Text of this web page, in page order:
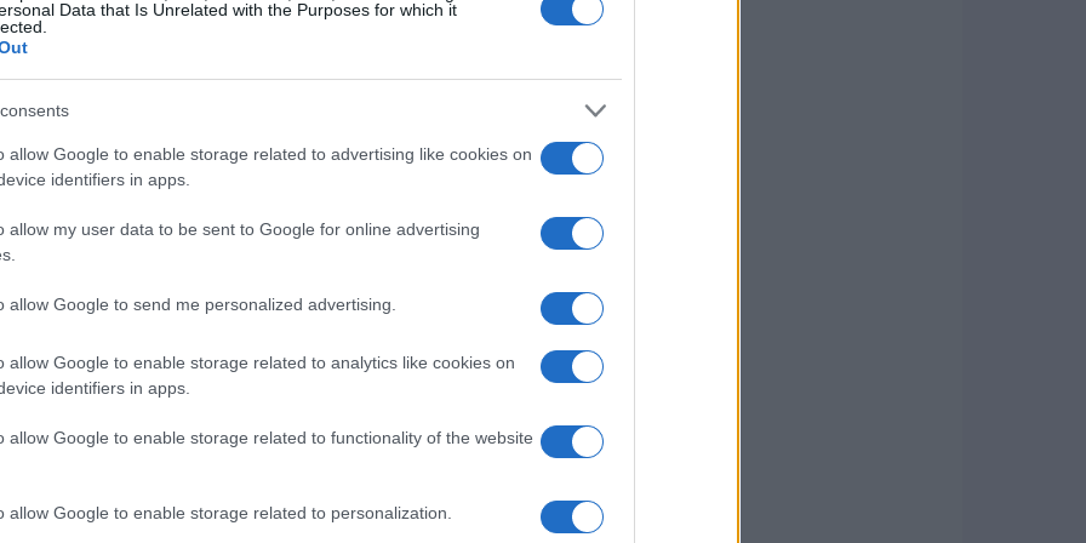
Data that Is Unrelated with the Purposes for which it
allow Google to enable storage related to advertising like cookies on
identifiers in apps.
allow my user data to be sent to Google for online advertising
allow Google to send me personalized advertising.
allow Google to enable storage related to analytics like cookies on
identifiers in apps.
allow Google to enable storage related to functionality of the website
allow Google to enable storage related to personalization.
de aire
más saludable, sino que también es
excesivo de aceite, reduces las calorías y
es mucho más sencilla, ya que no tendrás
toda la cocina. Solo necesitas un molde que
tiempo, tendrás un plato listo para disfrutar.
huevos fritos